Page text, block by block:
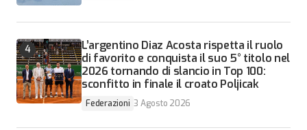
L’argentino Diaz Acosta rispetta il ruolo
di favorito e conquista il suo 5° titolo nel
2026 tornando di slancio in Top 100:
sconfitto in finale il croato Poljicak
Federazioni 3 Agosto 2026